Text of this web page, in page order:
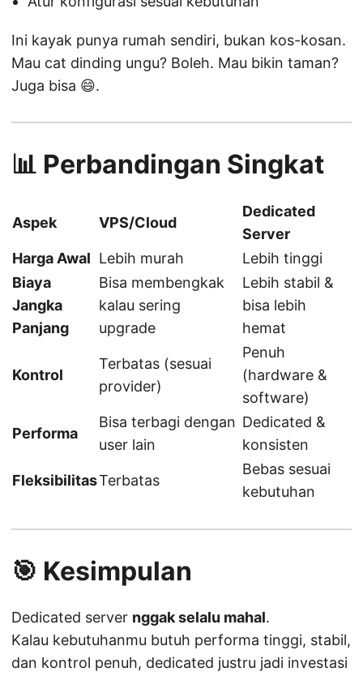
Ini kayak punya rumah sendiri, bukan kos-kosan.
Mau cat dinding ungu? Boleh. Mau bikin taman?
Juga bisa 😄.
📊 Perbandingan Singkat
Aspek VPS/Cloud
Dedicated
Server
Harga Awal Lebih murah
Lebih tinggi
Biaya
Jangka
Panjang
Bisa membengkak
kalau sering
upgrade
Lebih stabil &
bisa lebih
hemat
Kontrol
Terbatas (sesuai
provider)
Penuh
(hardware &
software)
Performa
Bisa terbagi dengan
user lain
Dedicated &
konsisten
FleksibilitasTerbatas
Bebas sesuai
kebutuhan
🎯 Kesimpulan
Dedicated server nggak selalu mahal.
Kalau kebutuhanmu butuh performa tinggi, stabil,
dan kontrol penuh, dedicated justru jadi investasi